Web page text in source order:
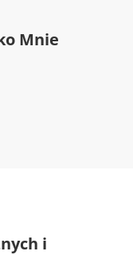
Mnie
i